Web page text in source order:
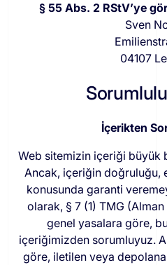
§ 55 Abs. 2 RStV’ye
Sven
04107
İçerikten
Web sitemizin içeriği büyük
Ancak, içeriğin doğruluğu,
konusunda garanti
olarak, § 7 (1) TMG
genel yasalara göre,
içeriğimizden sorumluyuz.
göre, iletilen veya